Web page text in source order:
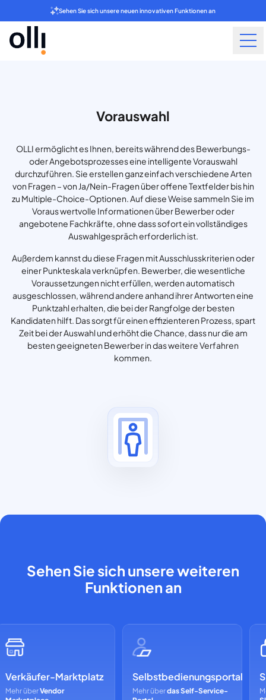
Sehen Sie sich unsere neuen innovativen Funktionen an
Vorauswahl
OLLI ermöglicht es Ihnen, bereits während des Bewerbungs-
oder Angebotsprozesses eine intelligente Vorauswahl
durchzuführen. Sie erstellen ganz einfach verschiedene Arten
von Fragen – von Ja/Nein-Fragen über offene Textfelder bis hin
zu Multiple-Choice-Optionen. Auf diese Weise sammeln Sie im
Voraus wertvolle Informationen über Bewerber oder
angebotene Fachkräfte, ohne dass sofort ein vollständiges
Auswahlgespräch erforderlich ist.
Außerdem kannst du diese Fragen mit Ausschlusskriterien oder
einer Punkteskala verknüpfen. Bewerber, die wesentliche
Voraussetzungen nicht erfüllen, werden automatisch
ausgeschlossen, während andere anhand ihrer Antworten eine
Punktzahl erhalten, die bei der Rangfolge der besten
Kandidaten hilft. Das sorgt für einen effizienteren Prozess, spart
Zeit bei der Auswahl und erhöht die Chance, dass nur die am
besten geeigneten Bewerber in das weitere Verfahren
kommen.
Sehen Sie sich unsere weiteren
Funktionen an
Marktplatz
überVendor
Selbstbedienungsportal
Mehr überdas Self-Service-